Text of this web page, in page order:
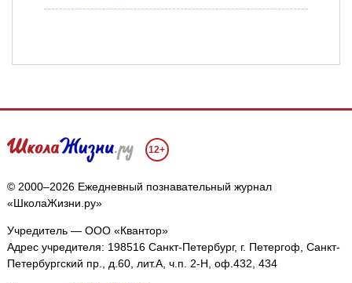
12+
© 2000–2026 Ежедневный познавательный журнал
«ШколаЖизни.ру»
Учредитель — ООО «Квантор»
Адрес учредителя: 198516 Санкт-Петербург, г. Петергоф, Санкт-
Петербургский пр., д.60, лит.А, ч.п. 2-Н, оф.432, 434